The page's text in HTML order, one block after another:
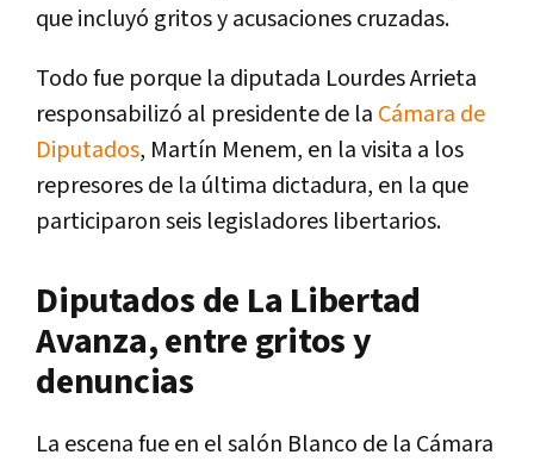
que incluyó gritos y acusaciones cruzadas.
Todo fue porque la diputada Lourdes Arrieta
responsabilizó al presidente de la Cámara de
Diputados, Martín Menem, en la visita a los
represores de la última dictadura, en la que
participaron seis legisladores libertarios.
Diputados de La Libertad
Avanza, entre gritos y
denuncias
La escena fue en el salón Blanco de la Cámara